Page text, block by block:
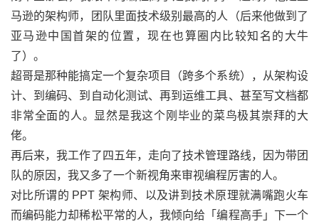
马逊的架构师，团队里面技术级别最高的人（后来他做到了
亚马逊中国首架的位置，现在也算圈内比较知名的大牛
了）。
超哥是那种能搞定一个复杂项目（跨多个系统），从架构设
计、到编码、到自动化测试、再到运维工具、甚至写文档都
非常全面的人。显然是我这个刚毕业的菜鸟极其崇拜的大
佬。
再后来，我工作了四五年，走向了技术管理路线，因为带团
队的原因，我又多了一个新视角来审视编程厉害的人。
对比所谓的 PPT 架构师、以及讲到技术原理就满嘴跑火车
而编码能力却稀松平常的人，我倾向给「编程高手」下一个